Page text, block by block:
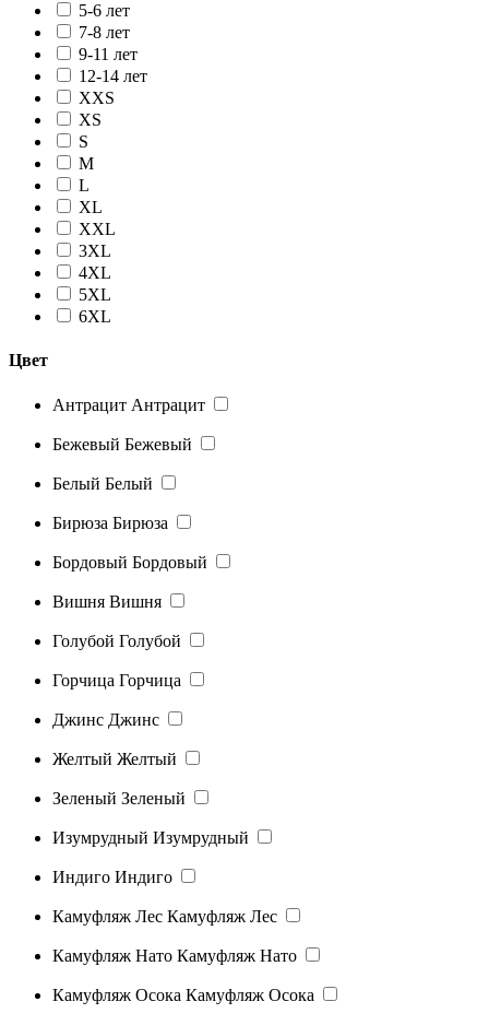
5-6 лет
7-8 лет
9-11 лет
12-14 лет
XXS
XS
S
M
L
XL
XXL
3XL
4XL
5XL
6XL
Цвет
Антрацит Антрацит
Бежевый Бежевый
Белый Белый
Бирюза Бирюза
Бордовый Бордовый
Вишня Вишня
Голубой Голубой
Горчица Горчица
Джинс Джинс
Желтый Желтый
Зеленый Зеленый
Изумрудный Изумрудный
Индиго Индиго
Камуфляж Лес Камуфляж Лес
Камуфляж Нато Камуфляж Нато
Камуфляж Осока Камуфляж Осока